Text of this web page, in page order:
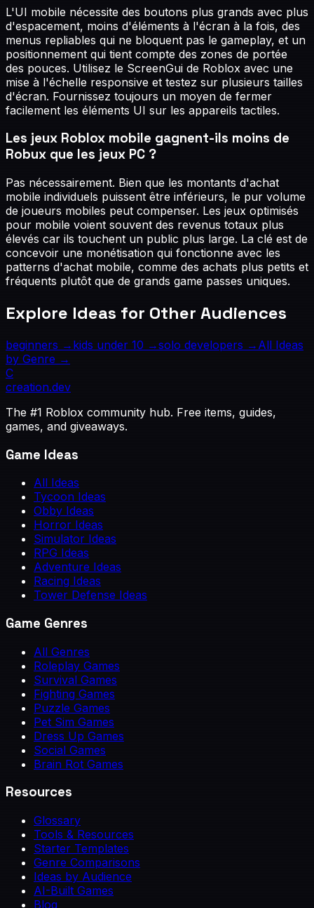
L'UI mobile nécessite des boutons plus grands avec plus
d'espacement, moins d'éléments à l'écran à la fois, des
menus repliables qui ne bloquent pas le gameplay, et un
positionnement qui tient compte des zones de portée
des pouces. Utilisez le ScreenGui de Roblox avec une
mise à l'échelle responsive et testez sur plusieurs tailles
d'écran. Fournissez toujours un moyen de fermer
facilement les éléments UI sur les appareils tactiles.
Les jeux Roblox mobile gagnent-ils moins de
Robux que les jeux PC ?
Pas nécessairement. Bien que les montants d'achat
mobile individuels puissent être inférieurs, le pur volume
de joueurs mobiles peut compenser. Les jeux optimisés
pour mobile voient souvent des revenus totaux plus
élevés car ils touchent un public plus large. La clé est de
concevoir une monétisation qui fonctionne avec les
patterns d'achat mobile, comme des achats plus petits et
fréquents plutôt que de grands game passes uniques.
Explore Ideas for Other Audiences
beginners → kids under 10 →solo developers → All Ideas
by Genre →
C
creation.dev
The #1 Roblox community hub. Free items, guides,
games, and giveaways.
Game Ideas
All Ideas
Tycoon Ideas
Obby Ideas
Horror Ideas
Simulator Ideas
RPG Ideas
Adventure Ideas
Racing Ideas
Tower Defense Ideas
Game Genres
All Genres
Roleplay Games
Survival Games
Fighting Games
Puzzle Games
Pet Sim Games
Dress Up Games
Social Games
Brain Rot Games
Resources
Glossary
Tools & Resources
Starter Templates
Genre Comparisons
Ideas by Audience
AI-Built Games
Blog